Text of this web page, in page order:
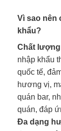
Vì sao nên
khẩu?
Chất
nhập khẩu
quốc tế,
hương vị,
quán bar,
quán, đáp
Đa dạng